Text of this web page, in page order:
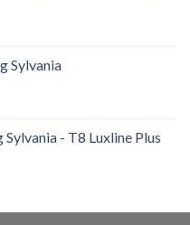
Sylvania
- T8 Luxline Plus